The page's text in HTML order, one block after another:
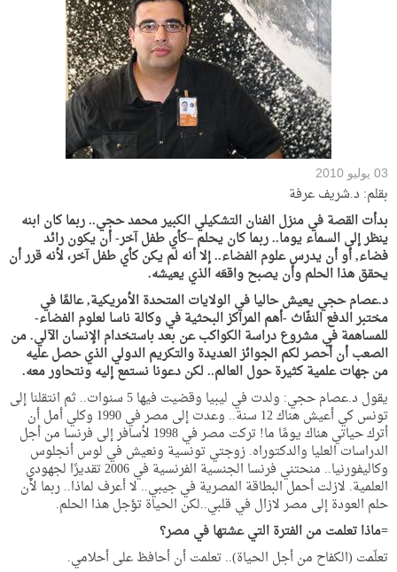
03 يوليو 2010
بقلم: د.شريف عرفة
بدأت القصة في منزل الفنان التشكيلي الكبير محمد حجي.. ربما كان ابنه
ينظر إلى السماء يوما.. ربما كان يحلم –كأي طفل آخر- أن يكون رائد
فضاء, أو أن يدرس علوم الفضاء..إلا أنه لم يكن كأي طفل آخر، لأنه قرر أن
يحقق هذا الحلم وأن يصبح واقعَه الذي يعيشه.
د.عصام حجي يعيش حاليا في الولايات المتحدة الأمريكية, عالمًا في
مختبر الدفع النفّاث -أهم المراكز البحثية في وكالة ناسا لعلوم الفضاء-
للمساهمة في مشروع دراسة الكواكب عن بعد باستخدام الإنسان الآلي.من
الصعب أن أحصر لكم الجوائز العديدة والتكريم الدولي الذي حصل عليه
من جهات علمية كثيرة حول العالم.. لكن دعونا نستمع إليه ونتحاور معه.
يقول د.عصام حجي: ولدت في ليبيا وقضيت فيها 5 سنوات.. ثم انتقلنا إلى
تونس كي أعيش هناك 12 سنة.. وعدت إلى مصر في 1990 وكلي أمل أن
أترك حياتي هناك يومًا ما! تركت مصر في 1998 لأسافر إلى فرنسا من أجل
الدراسات العليا والدكتوراه. زوجتي تونسية ونعيش في لوس أنجلوس
وكاليفورنيا.. منحتني فرنسا الجنسية الفرنسية في 2006 تقديرًا لجهودي
العلمية. لازلت أحمل البطاقة المصرية في جيبي.. لا أعرف لماذا.. ربما لأن
حلم العودة إلى مصر لازال في قلبي..لكن الحياة تؤجل هذا الحلم.
=ماذا تعلمت من الفترة التي عشتها في مصر؟
تعلّمت (الكفاح من أجل الحياة).. تعلمت أن أحافظ على أحلامي.